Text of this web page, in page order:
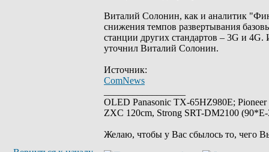
Виталий Солонин, как и аналитик
снижения темпов развертывания
станции других стандартов – 3G и
уточнил Виталий Солонин.
Источник:
ComNews
OLED Panasonic TX-65HZ980E;
ZXC 120cm, Strong SRT-DM2100
Желаю, чтобы у Вас сбылось то, чего